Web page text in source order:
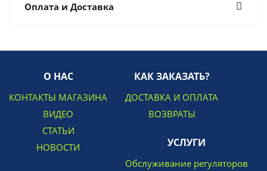
Оплата и Доставка
О НАС
КОНТАКТЫ МАГАЗИНА
ВИДЕО
СТАТЬИ
НОВОСТИ
КАК ЗАКАЗАТЬ?
ДОСТАВКА И ОПЛАТА
ВОЗВРАТЫ
УСЛУГИ
Обслуживание регуляторов